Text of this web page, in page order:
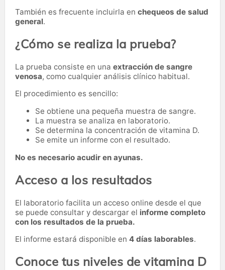
También es frecuente incluirla en chequeos de salud
general.
¿Cómo se realiza la prueba?
La prueba consiste en una extracción de sangre
venosa, como cualquier análisis clínico habitual.
El procedimiento es sencillo:
Se obtiene una pequeña muestra de sangre.
La muestra se analiza en laboratorio.
Se determina la concentración de vitamina D.
Se emite un informe con el resultado.
No es necesario acudir en ayunas.
Acceso a los resultados
El laboratorio facilita un acceso online desde el que
se puede consultar y descargar el informe completo
con los resultados de la prueba.
El informe estará disponible en 4 días laborables.
Conoce tus niveles de vitamina D